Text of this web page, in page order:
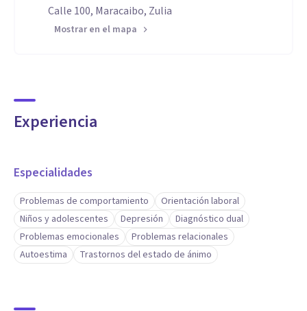
Calle 100, Maracaibo, Zulia
Mostrar en el mapa
Experiencia
Especialidades
Problemas de comportamiento
Orientación laboral
Niños y adolescentes
Depresión
Diagnóstico dual
Problemas emocionales
Problemas relacionales
Autoestima
Trastornos del estado de ánimo